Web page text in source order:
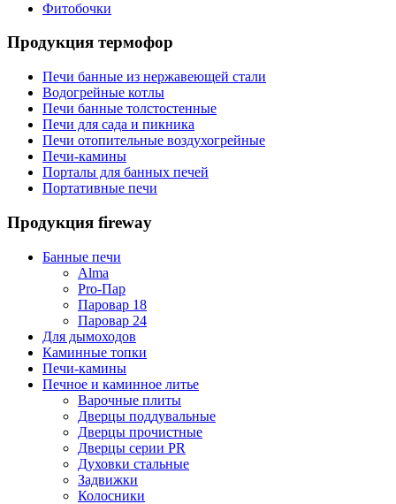
Фитобочки
Продукция термофор
Печи банные из нержавеющей стали
Водогрейные котлы
Печи банные толстостенные
Печи для сада и пикника
Печи отопительные воздухогрейные
Печи-камины
Порталы для банных печей
Портативные печи
Продукция fireway
Банные печи
Alma
Pro-Пар
Паровар 18
Паровар 24
Для дымоходов
Каминные топки
Печи-камины
Печное и каминное литье
Варочные плиты
Дверцы поддувальные
Дверцы прочистные
Дверцы серии PR
Духовки стальные
Задвижки
Колосники